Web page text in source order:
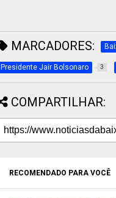
MARCADORES:
Presidente Jair Bolsonaro 3
COMPARTILHAR:
RECOMENDADO PARA VOCÊ